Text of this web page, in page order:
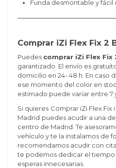
Funda desmontable y fácil
Comprar iZi Flex Fix 2
Puedes comprar iZi Flex Fix
garantizado. El envío es
domicilio en 24- 48 h. En caso
ese momento del color en
estimado puede variar entre 7
Si quieres Comprar iZi Flex Fix
Madrid puedes acudir a una
centro de Madrid. Te
vehículo y te la instalamos de
recomendamos acudir con
te podemos dedicar el tiempo
esperas innecesarias.